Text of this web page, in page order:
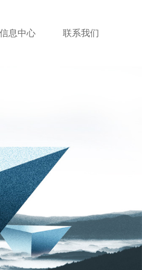
信息中心 联系我们